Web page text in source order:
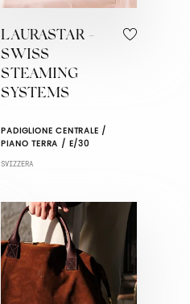
LAURASTAR -
SWISS
STEAMING
SYSTEMS
PADIGLIONE CENTRALE /
PIANO TERRA / E/30
SVIZZERA